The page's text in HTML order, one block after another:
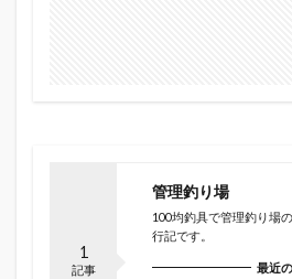
1
記事
管理釣り場
100均釣具で管理釣り場
行記です。
最近